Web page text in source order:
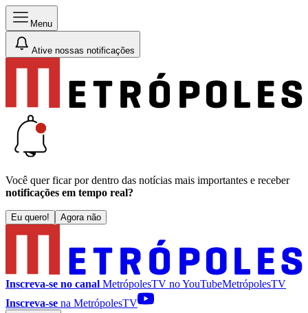
Menu
Ative nossas notificações
Você quer ficar por dentro das notícias mais importantes e receber
notificações em tempo real?
Eu quero! Agora não
Inscreva-se no canal MetrópolesTV noYouTubeMetrópolesTV
Inscreva-se na MetrópolesTV